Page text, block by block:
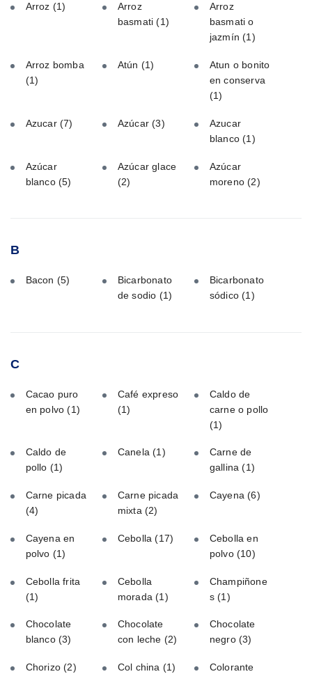
Arroz (1)
Arroz
basmati(1)
Arroz
basmati o
jazmín(1)
Arroz bomba
(1)
Atún (1)
Atun o bonito
en conserva
(1)
Azucar (7) Azúcar(3)
Azucar
blanco(1)
Azúcar
blanco (5)
Azúcar glace
(2)
Azúcar
moreno(2)
B
Bacon (5)
Bicarbonato
de sodio (1)
Bicarbonato
sódico(1)
C
Cacao puro
en polvo(1)
Café expreso
(1)
Caldo de
carne o pollo
(1)
Caldo de
pollo (1)
Canela(1)
Carne de
gallina(1)
Carne picada
(4)
Carne picada
mixta (2)
Cayena(6)
Cayena en
polvo (1)
Cebolla(17)
Cebolla en
polvo(10)
Cebolla frita
(1)
Cebolla
morada(1)
Champiñone
s(1)
Chocolate
blanco (3)
Chocolate
con leche (2)
Chocolate
negro(3)
Chorizo(2) Col china (1) Colorante